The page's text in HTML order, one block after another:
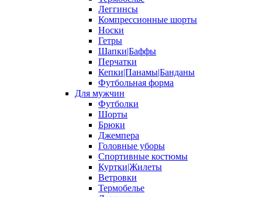
Леггинсы
Компрессионные шорты
Носки
Гетры
Шапки|Баффы
Перчатки
Кепки|Панамы|Банданы
Футбольная форма
Для мужчин
Футболки
Шорты
Брюки
Джемпера
Головные уборы
Спортивные костюмы
Куртки|Жилеты
Ветровки
Термобелье